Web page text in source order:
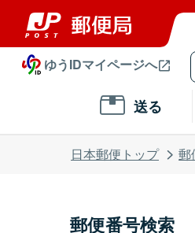
ゆうIDマイページへ
送る
日本郵便トップ 郵
郵便番号検索